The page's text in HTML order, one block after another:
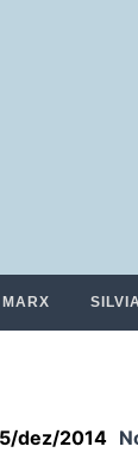
5/dez/2014